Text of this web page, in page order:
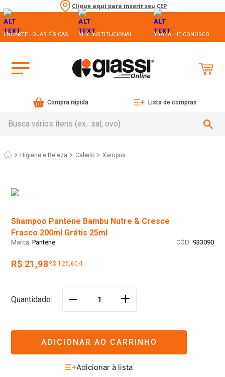
Clique aqui para inserir seu CEP
ENCARTE LOJAS FÍSICAS SITE INSTITUCIONAL TRABALHE CONOSCO
Compra rápida Lista de compras
Higiene e Beleza Cabelo Xampus
Shampoo Pantene Bambu Nutre & Cresce
Frasco 200ml Grátis 25ml
Pantene : 933090
R$ 21,98R$ 125,60/l
Quantidade ＋
ADICIONAR AO CARRINHO